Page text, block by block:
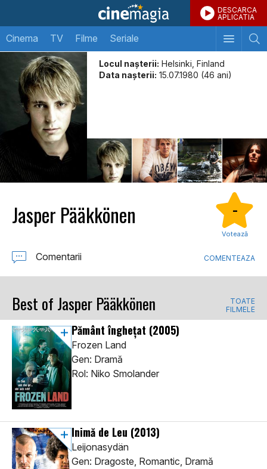
DESCARCA
APLICATIA
Cinema TV Filme Seriale
Locul naşterii: Helsinki, Finland
Data naşterii: 15.07.1980 (46 ani)
Jasper Pääkkönen -
Votează
Comentarii COMENTEAZA
Best of Jasper Pääkkönen
TOATE
FILMELE
Pământ înghețat (2005)
Frozen Land
Gen: Dramă
Rol: Niko Smolander
Inimă de Leu (2013)
Leijonasydän
Gen: Dragoste, Romantic, Dramă